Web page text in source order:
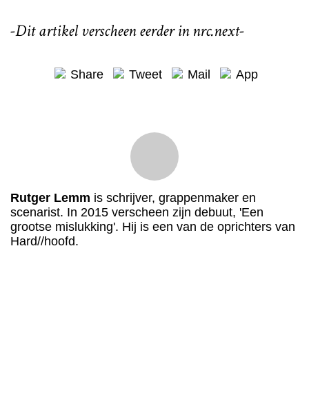
-Dit artikel verscheen eerder in nrc.next-
Share Tweet Mail App
Rutger Lemm is schrijver, grappenmaker en
scenarist. In 2015 verscheen zijn debuut, 'Een
grootse mislukking'. Hij is een van de oprichters van
Hard//hoofd.